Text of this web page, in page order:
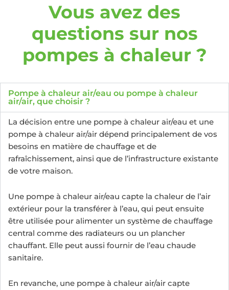
Vous avez des
questions sur nos
pompes à chaleur ?
Pompe à chaleur air/eau ou pompe à chaleur
air/air, que choisir ?
La décision entre une pompe à chaleur air/eau et une
pompe à chaleur air/air dépend principalement de vos
besoins en matière de chauffage et de
rafraîchissement, ainsi que de l’infrastructure existante
de votre maison.
Une pompe à chaleur air/eau capte la chaleur de l’air
extérieur pour la transférer à l’eau, qui peut ensuite
être utilisée pour alimenter un système de chauffage
central comme des radiateurs ou un plancher
chauffant. Elle peut aussi fournir de l’eau chaude
sanitaire.
En revanche, une pompe à chaleur air/air capte